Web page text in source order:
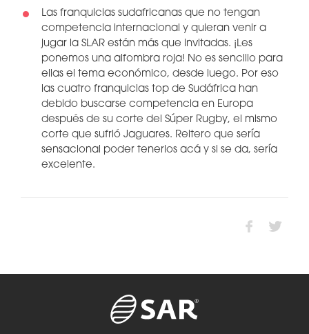
Las franquicias sudafricanas que no tengan
competencia internacional y quieran venir a
jugar la SLAR están más que invitadas. ¡Les
ponemos una alfombra roja! No es sencillo para
ellas el tema económico, desde luego. Por eso
las cuatro franquicias top de Sudáfrica han
debido buscarse competencia en Europa
después de su corte del Súper Rugby, el mismo
corte que sufrió Jaguares. Reitero que sería
sensacional poder tenerlos acá y si se da, sería
excelente.